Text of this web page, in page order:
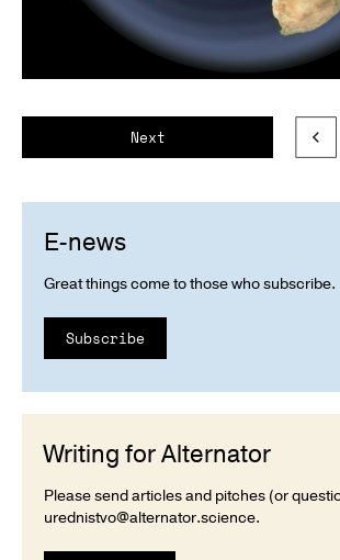
Next
E-news
Great things come to those who subscribe.
Subscribe
Writing for Alternator
Please send articles and pitches (or
urednistvo@alternator.science.